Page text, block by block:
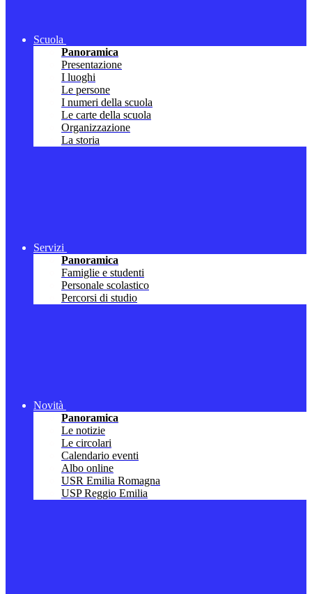
Scuola
Panoramica
Presentazione
I luoghi
Le persone
I numeri della scuola
Le carte della scuola
Organizzazione
La storia
Servizi
Panoramica
Famiglie e studenti
Personale scolastico
Percorsi di studio
Novità
Panoramica
Le notizie
Le circolari
Calendario eventi
Albo online
USR Emilia Romagna
USP Reggio Emilia